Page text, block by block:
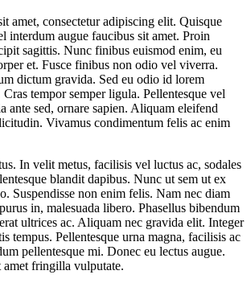
amet, consectetur adipiscing elit. Quisque
interdum augue faucibus sit amet. Proin
sagittis. Nunc finibus euismod enim, eu
et. Fusce finibus non odio vel viverra.
dictum gravida. Sed eu odio id lorem
tempor semper ligula. Pellentesque vel
ante sed, ornare sapien. Aliquam eleifend
Vivamus condimentum felis ac enim
In velit metus, facilisis vel luctus ac, sodales
blandit dapibus. Nunc ut sem ut ex
Suspendisse non enim felis. Nam nec diam
in, malesuada libero. Phasellus bibendum
ultrices ac. Aliquam nec gravida elit. Integer
tempus. Pellentesque urna magna, facilisis ac
pellentesque mi. Donec eu lectus augue.
fringilla vulputate.